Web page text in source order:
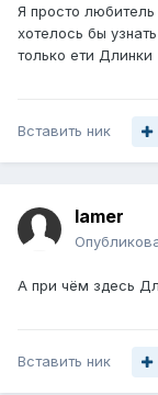
Я просто
хотелось бы
только ети Длинки
Вставить ник
lamer
А при чём здесь
Вставить ник